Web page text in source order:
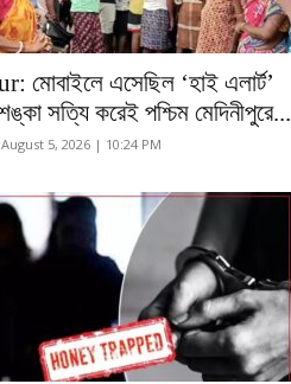
মোবাইলে এসেছিল ‘হাই এলার্ট’
সত্যি করেই পশ্চিম মেদিনীপুরে...
August 5, 2026 | 10:24 PM